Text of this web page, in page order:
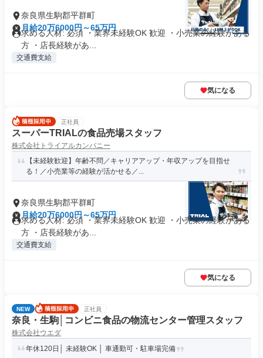
奈良県生駒郡平群町
月給20万6000円～65万円
求める人材: 必須 ・業界未経験OK 歓迎 ・小売業の経験がある
方 ・店長経験があ...
交通費支給
気になる
正社員
スーパーTRIALの食品売場スタッフ
株式会社トライアルカンパニー
【未経験歓迎】年齢不問／キャリアアップ・年収アップを目指せ
る！／小売業等の経験が活かせる／...
奈良県生駒郡平群町
月給20万6000円～65万円
求める人材: 必須 ・業界未経験OK 歓迎 ・小売業の経験がある
方 ・店長経験があ...
交通費支給
気になる
NEW 正社員
奈良・生駒│コンビニ食品の物流センター管理スタッフ
株式会社ウエダ
年休120日│ 未経験OK │ 車通勤可・駐車場完備